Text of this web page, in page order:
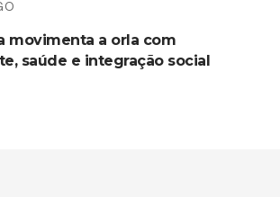
movimenta a orla com
saúde e integração social